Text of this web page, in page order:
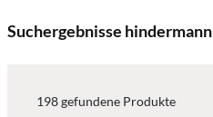
Suchergebnisse hindermann
198gefundene Produkte